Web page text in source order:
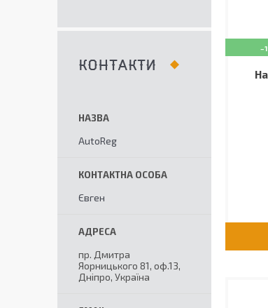
КОНТАКТИ
AutoReg
Євген
пр. Дмитра
Яорницького 81, оф.13,
Дніпро, Україна